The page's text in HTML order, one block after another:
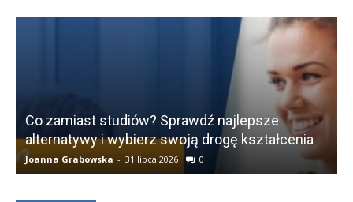
Co zamiast studiów? Sprawdź najlepsze
alternatywy i wybierz swoją drogę kształcenia
Joanna Grabowska - 31 lipca 2026 0